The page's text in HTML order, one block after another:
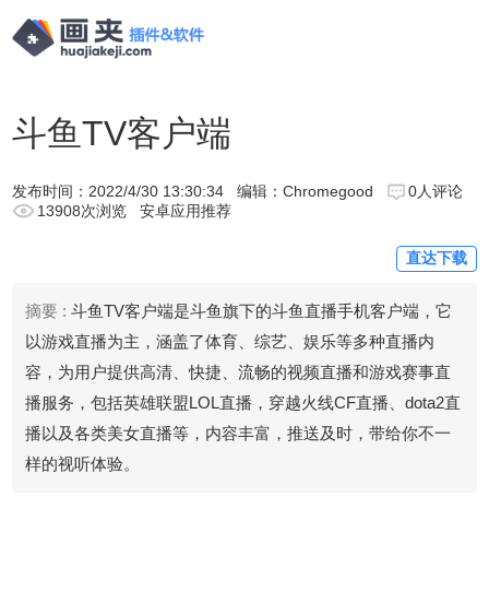
斗鱼TV客户端
发布时间： 2022/4/30 13:30:34 编辑：Chromegood
0人评论
13908次浏览
安卓应用推荐
直达下载
摘要 : 斗鱼TV客户端是斗鱼旗下的斗鱼直播手机客户端，它
以游戏直播为主，涵盖了体育、综艺、娱乐等多种直播内
容，为用户提供高清、快捷、流畅的视频直播和游戏赛事直
播服务，包括英雄联盟LOL直播，穿越火线CF直播、dota2直
播以及各类美女直播等，内容丰富，推送及时，带给你不一
样的视听体验。